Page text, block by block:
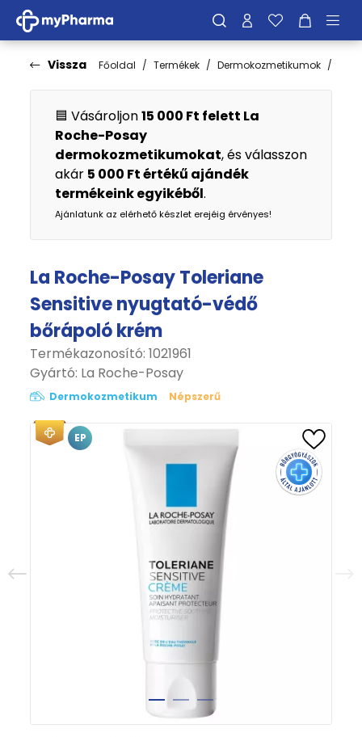
Vissza Főoldal Termékek Dermokozmetikumok
🟦 Vásároljon15 000 Ft felett La
Roche-Posay
dermokozmetikumokat, és válasszon
akár 5 000 Ft értékű ajándék
termékeink egyikéből.
Ajánlatunk az elérhető készlet erejéig érvényes!
La Roche-Posay Toleriane
Sensitive nyugtató-védő
bőrápoló krém
Termékazonosító: 1021961
Gyártó: La Roche-Posay
Dermokozmetikum Népszerű
EP